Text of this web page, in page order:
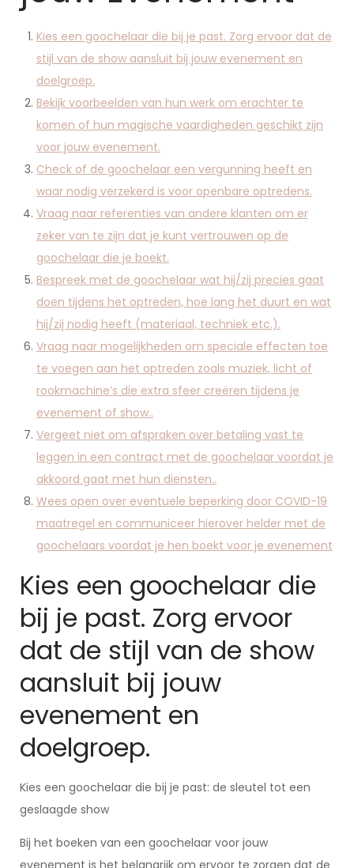
Kies een goochelaar die bij je past. Zorg ervoor dat de
stijl van de show aansluit bij jouw evenement en
doelgroep.
Bekijk voorbeelden van hun werk om erachter te
komen of hun magische vaardigheden geschikt zijn
voor jouw evenement.
Check of de goochelaar een vergunning heeft en
waar nodig verzekerd is voor openbare optredens.
Vraag naar referenties van andere klanten om er
zeker van te zijn dat je kunt vertrouwen op de
goochelaar die je boekt.
Bespreek met de goochelaar wat hij/zij precies gaat
doen tijdens het optreden, hoe lang het duurt en wat
hij/zij nodig heeft (materiaal, techniek etc.).
Vraag naar mogelijkheden om speciale effecten toe
te voegen aan het optreden zoals muziek, licht of
rookmachine’s die extra sfeer creëren tijdens je
evenement of show..
Vergeet niet om afspraken over betaling vast te
leggen in een contract met de goochelaar voordat je
akkoord gaat met hun diensten..
Wees open over eventuele beperking door COVID-19
maatregel en communiceer hierover helder met de
goochelaars voordat je hen boekt voor je evenement
Kies een goochelaar die
bij je past. Zorg ervoor
dat de stijl van de show
aansluit bij jouw
evenement en
doelgroep.
Kies een goochelaar die bij je past: de sleutel tot een
geslaagde show
Bij het boeken van een goochelaar voor jouw
evenement is het belangrijk om ervoor te zorgen dat de